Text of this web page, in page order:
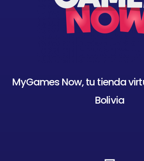
MyGames Now, tu tienda
Bolivia